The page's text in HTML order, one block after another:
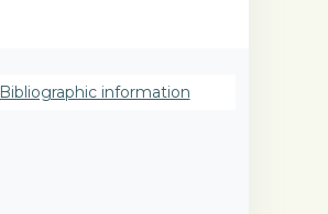
Bibliographic information